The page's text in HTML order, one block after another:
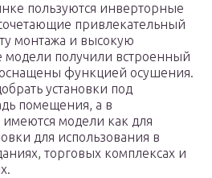
пользуются инверторные
привлекательный
монтажа и высокую
получили встроенный
функцией осушения.
установки под
помещения, а в
модели как для
для использования в
торговых комплексах и